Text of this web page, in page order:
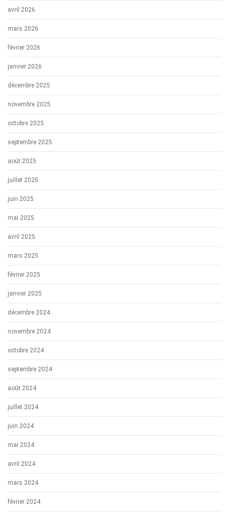
avril 2026
mars 2026
février 2026
janvier 2026
décembre 2025
novembre 2025
octobre 2025
septembre 2025
août 2025
juillet 2025
juin 2025
mai 2025
avril 2025
mars 2025
février 2025
janvier 2025
décembre 2024
novembre 2024
octobre 2024
septembre 2024
août 2024
juillet 2024
juin 2024
mai 2024
avril 2024
mars 2024
février 2024